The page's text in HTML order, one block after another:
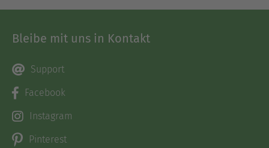
Bleibe mit uns in Kontakt
Support
Facebook
Instagram
Pinterest